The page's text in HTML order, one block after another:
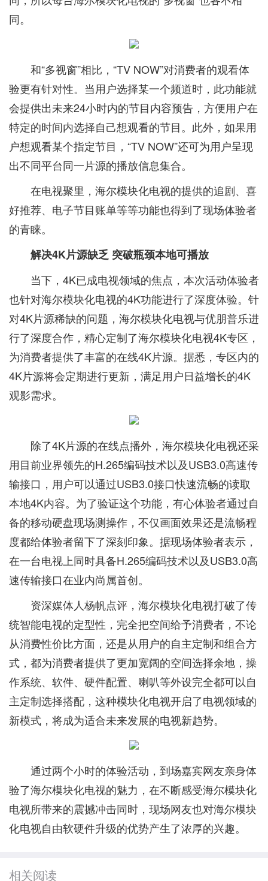
同。
和“多视窗”相比，“TV NOW”对消费者的观看体
验更有针对性。当用户选择某一个频道时，此功能就
会提供出未来24小时内的节目内容预告，方便用户在
特定的时间内选择自己想观看的节目。此外，如果用
户想观看某个指定节目，“TV NOW”还可为用户呈现
出不同平台同一片源的播放信息集合。
在电视聚里，海尔模块化电视的提供的追剧、喜
好推荐、电子节目账单等等功能也得到了现场体验者
的青睐。
解决4K片源缺乏 突破瓶颈本地可播放
当下，4K已成电视领域的焦点，本次活动体验者
也针对海尔模块化电视的4K功能进行了深度体验。针
对4K片源稀缺的问题，海尔模块化电视与优朋普乐进
行了深度合作，精心定制了海尔模块化电视4K专区，
为消费者提供了丰富的在线4K片源。据悉，专区内的
4K片源将会定期进行更新，满足用户日益增长的4K
观影需求。
除了4K片源的在线点播外，海尔模块化电视还采
用目前业界领先的H.265编码技术以及USB3.0高速传
输接口，用户可以通过USB3.0接口快速流畅的读取
本地4K内容。为了验证这个功能，有心体验者通过自
备的移动硬盘现场测操作，不仅画面效果还是流畅程
度都给体验者留下了深刻印象。据现场体验者表示，
在一台电视上同时具备H.265编码技术以及USB3.0高
速传输接口在业内尚属首创。
资深媒体人杨帆点评，海尔模块化电视打破了传
统智能电视的定型性，完全把空间给予消费者，不论
从消费性价比方面，还是从用户的自主定制和组合方
式，都为消费者提供了更加宽阔的空间选择余地，操
作系统、软件、硬件配置、喇叭等外设完全都可以自
主定制选择搭配，这种模块化电视开启了电视领域的
新模式，将成为适合未来发展的电视新趋势。
通过两个小时的体验活动，到场嘉宾网友亲身体
验了海尔模块化电视的魅力，在不断感受海尔模块化
电视所带来的震撼冲击同时，现场网友也对海尔模块
化电视自由软硬件升级的优势产生了浓厚的兴趣。
相关阅读